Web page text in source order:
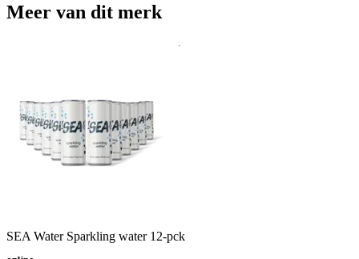
Meer van dit merk
SEA Water Sparkling water 12-pck